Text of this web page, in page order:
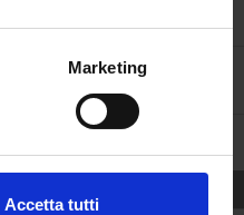
metro,Marketing
Accetta tutti